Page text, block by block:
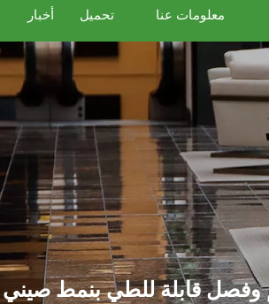
معلومات عنا تحميل أخبار
قابلة للطي بنمط